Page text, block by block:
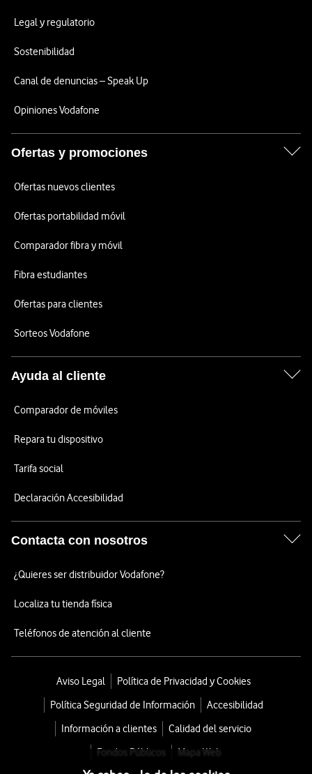
Legal y regulatorio
Sostenibilidad
Canal de denuncias – Speak Up
Opiniones Vodafone
Ofertas y promociones
Ofertas nuevos clientes
Ofertas portabilidad móvil
Comparador fibra y móvil
Fibra estudiantes
Ofertas para clientes
Sorteos Vodafone
Ayuda al cliente
Comparador de móviles
Repara tu dispositivo
Tarifa social
Declaración Accesibilidad
Contacta con nosotros
¿Quieres ser distribuidor Vodafone?
Localiza tu tienda física
Teléfonos de atención al cliente
Aviso Legal
Política de Privacidad y Cookies
Política Seguridad de Información
Accesibilidad
Información a clientes
Calidad del servicio
Fondos Públicos
Mapa Web